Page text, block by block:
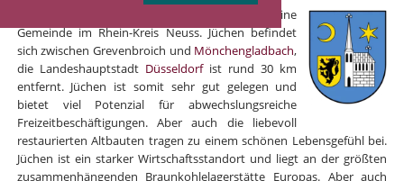
und ist eine
Gemeinde im Rhein-Kreis Neuss. Jüchen befindet
sich zwischen Grevenbroich und Mönchengladbach,
die Landeshauptstadt Düsseldorfist rund 30 km
entfernt. Jüchen ist somit sehr gut gelegen und
bietet viel Potenzial für abwechslungsreiche
Freizeitbeschäftigungen. Aber auch die liebevoll
restaurierten Altbauten tragen zu einem schönen Lebensgefühl bei.
Jüchen ist ein starker Wirtschaftsstandort und liegt an der größten
zusammenhängenden Braunkohlelagerstätte Europas. Aber auch